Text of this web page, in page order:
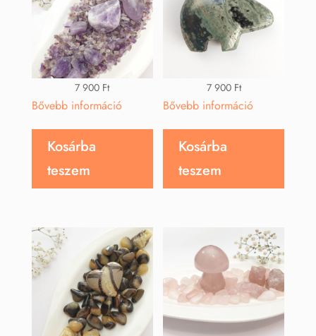
7 900 Ft
Bővebb információ
Kosárba
teszem
7 900 Ft
Bővebb információ
Kosárba
teszem